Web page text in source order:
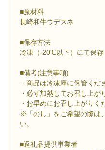
■原材料
長崎和牛ウデスネ
■保存方法
冷凍（-20℃以下）にて保存
■備考(注意事項)
・商品は冷凍庫に保管くだ
・必ず加熱してお召し上が
・お早めにお召し上がりく
※「のし」をご希望の際は
い。
■返礼品提供事業者